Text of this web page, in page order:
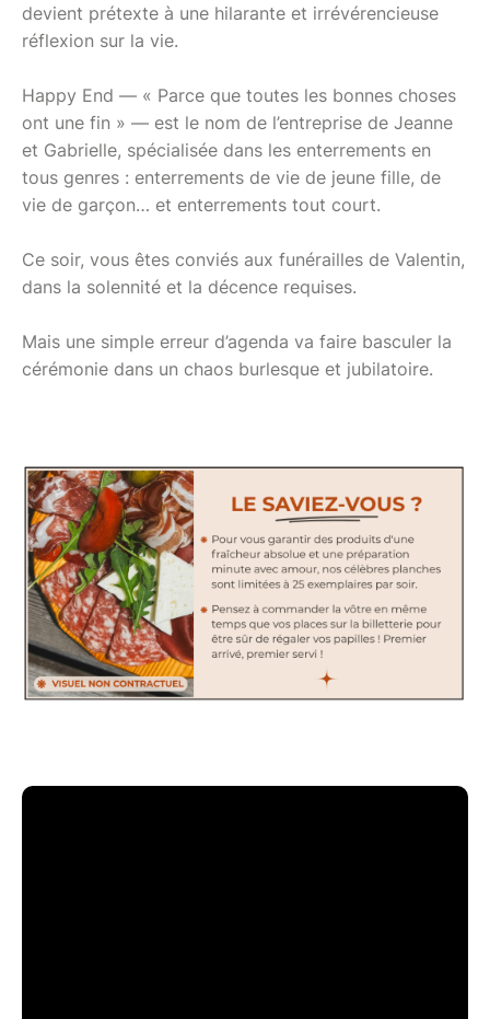
devient prétexte à une hilarante et irrévérencieuse
réflexion sur la vie.
Happy End — « Parce que toutes les bonnes choses
ont une fin » — est le nom de l’entreprise de Jeanne
et Gabrielle, spécialisée dans les enterrements en
tous genres : enterrements de vie de jeune fille, de
vie de garçon… et enterrements tout court.
Ce soir, vous êtes conviés aux funérailles de Valentin,
dans la solennité et la décence requises.
Mais une simple erreur d’agenda va faire basculer la
cérémonie dans un chaos burlesque et jubilatoire.